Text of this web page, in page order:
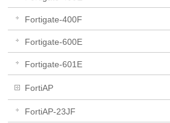
Fortigate-400F
Fortigate-600E
Fortigate-601E
FortiAP
FortiAP-23JF